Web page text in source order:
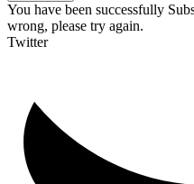
You have been successfully
wrong, please try again.
Twitter